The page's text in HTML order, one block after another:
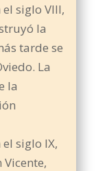
siglo VIII,
la
tarde se
La
la
siglo IX,